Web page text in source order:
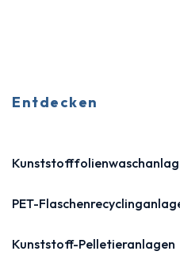
Entdecken
PET-
Kunststoff-Pelletieranlagen